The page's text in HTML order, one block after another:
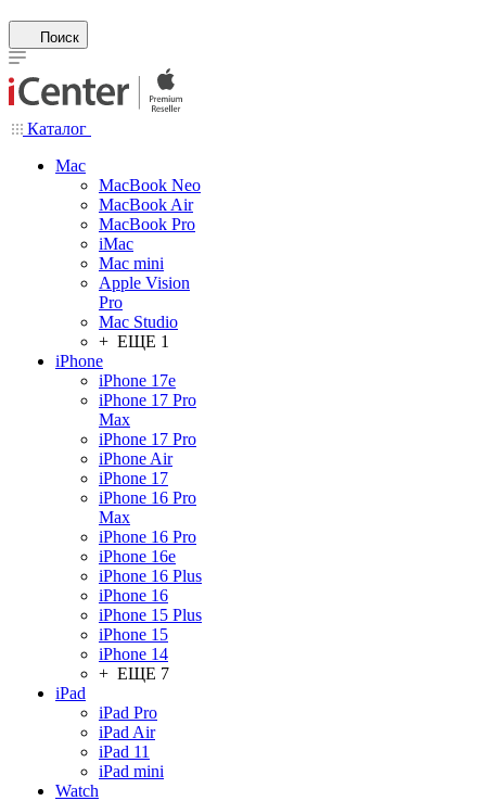
Поиск
Каталог
Mac
MacBook Neo
MacBook Air
MacBook Pro
iMac
Mac mini
Apple Vision
Pro
Mac Studio
+ ЕЩЕ 1
iPhone
iPhone 17e
iPhone 17 Pro
Max
iPhone 17 Pro
iPhone Air
iPhone 17
iPhone 16 Pro
Max
iPhone 16 Pro
iPhone 16e
iPhone 16 Plus
iPhone 16
iPhone 15 Plus
iPhone 15
iPhone 14
+ ЕЩЕ 7
iPad
iPad Pro
iPad Air
iPad 11
iPad mini
Watch